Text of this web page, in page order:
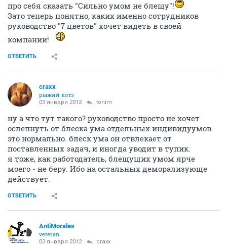
про себя сказать "Сильно умом не блещу"!
Зато теперь понятно, каких именно сотрудников
руководство "7 цветов" хочет видеть в своей
компании!
ОТВЕТИТЬ
craxx
рыжий котэ
03 января 2012 tonim
ну а что тут такого? руководство просто не хочет
ослепнуть от блеска ума отдельных индивидуумов.
это нормально. блеск ума он отвлекает от
поставленных задач, и иногда уводит в тупик.
я тоже, как работодатель, блещущих умом ярче
моего - не беру. Ибо на остальных деморализующе
действует.
ОТВЕТИТЬ
AntiMorales
veteran
03 января 2012 craxx